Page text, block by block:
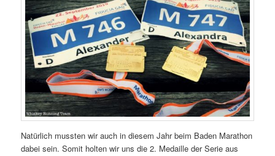
Natürlich mussten wir auch in diesem Jahr beim Baden Marathon
dabei sein. Somit holten wir uns die 2. Medaille der Serie aus